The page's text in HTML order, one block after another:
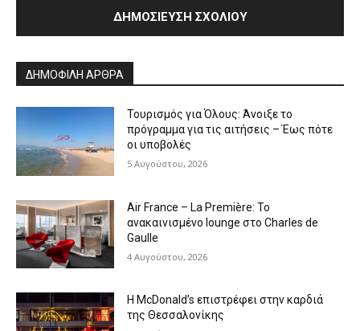
ΔΗΜΟΦΙΛΗ ΑΡΘΡΑ
Τουρισμός για Όλους: Άνοιξε το
πρόγραμμα για τις αιτήσεις – Έως πότε
οι υποβολές
5 Αυγούστου, 2026
Air France – La Première: Το
ανακαινισμένο lounge στο Charles de
Gaulle
4 Αυγούστου, 2026
Η McDonald’s επιστρέφει στην καρδιά
της Θεσσαλονίκης